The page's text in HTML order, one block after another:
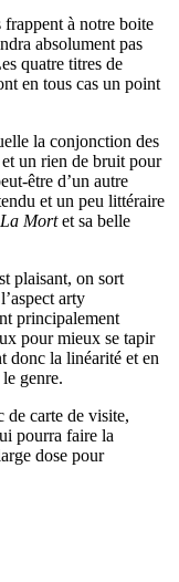
à notre boite
absolument pas
quatre titres de
en tous cas un point
la conjonction des
un rien de bruit pour
être d’un autre
et un peu littéraire
Mortet sa belle
plaisant, on sort
arty
principalement
pour mieux se tapir
donc la linéarité et en
genre.
de carte de visite,
pourra faire la
dose pour